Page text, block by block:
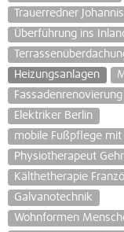
Trauerredner
Überführung ins
Heizungsanlagen
Elektriker Berlin
mobile Fußpflege
Physiotherapeut
Kälthetherapie
Galvanotechnik
Wohnformen